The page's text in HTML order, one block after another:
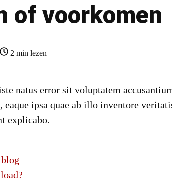
of voorkomen
2 min lezen
natus error sit voluptatem
ipsa quae ab illo inventore
explicabo.